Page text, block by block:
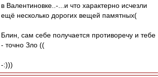
в Валентиновке..-...и что характерно исчезли
ещё несколько дорогих вещей памятных(
Блин, сам себе получается противоречу и тебе
- точно Зло ((
-:)))